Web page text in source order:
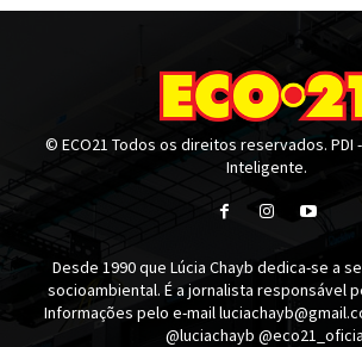
© ECO21 Todos os direitos reservados. PDI
Inteligente.
Desde 1990 que Lúcia Chayb dedica-se a
socioambiental. É a jornalista responsável
Informações pelo e-mail
@luciachayb